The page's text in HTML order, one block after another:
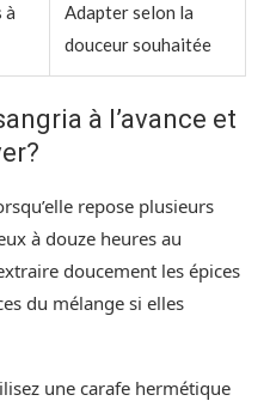
à
Adapter selon la
douceur souhaitée
à l’avance et
repose plusieurs
à douze heures au
doucement les épices
du mélange si elles
une carafe hermétique